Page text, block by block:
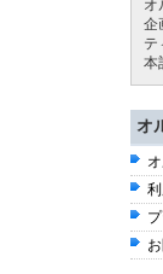
オ
企
テ
本
オ